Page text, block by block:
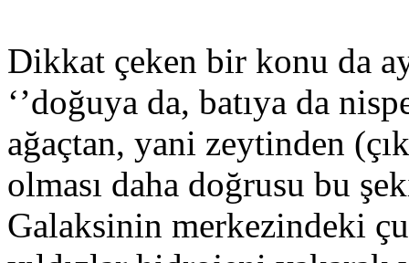
Dikkat çeken bir konu da
‘’doğuya da, batıya da
ağaçtan, yani zeytinden
olması daha doğrusu bu
Galaksinin merkezindeki